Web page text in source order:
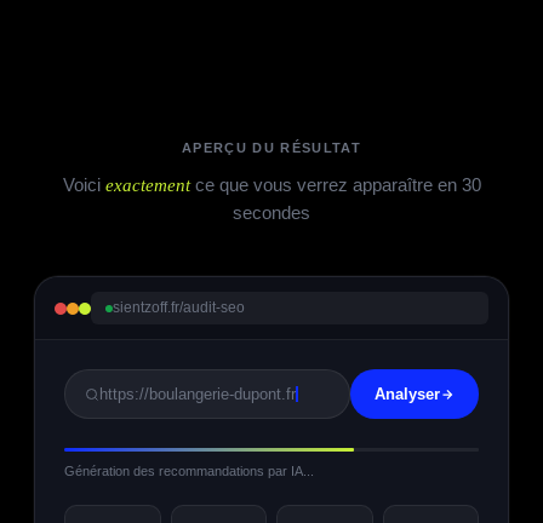
APERÇU DU RÉSULTAT
Voici exactementce que vous verrez apparaître en 30
secondes
sientzoff.fr/audit-seo
https://boulangerie-dupont.fr Analyser
Génération des recommandations par IA...